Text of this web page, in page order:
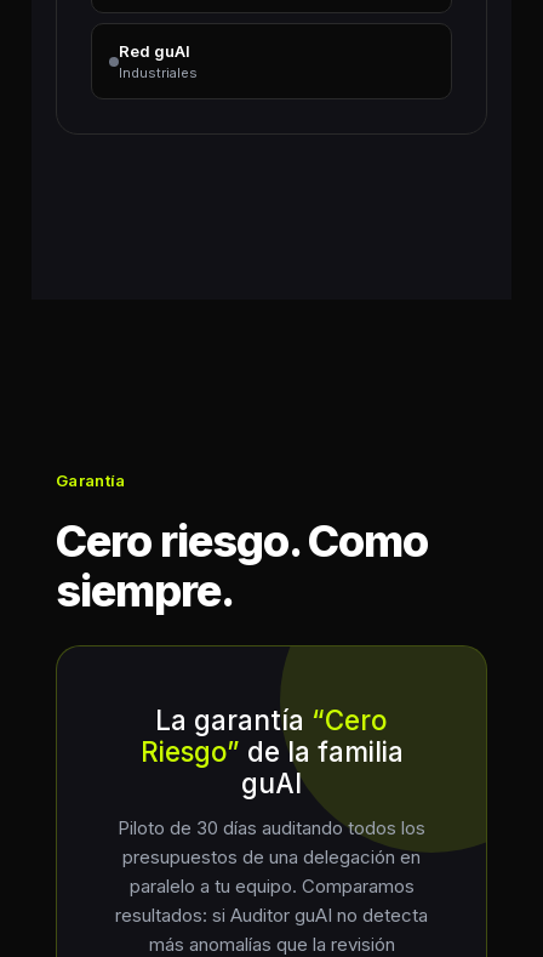
Red guAI
Industriales
Garantía
Cero riesgo. Como
siempre.
La garantía “Cero
Riesgo” de la familia
guAI
Piloto de 30 días auditando todos los
presupuestos de una delegación en
paralelo a tu equipo. Comparamos
resultados: si Auditor guAI no detecta
más anomalías que la revisión